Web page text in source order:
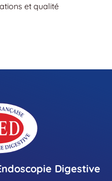
et qualité
Digestive